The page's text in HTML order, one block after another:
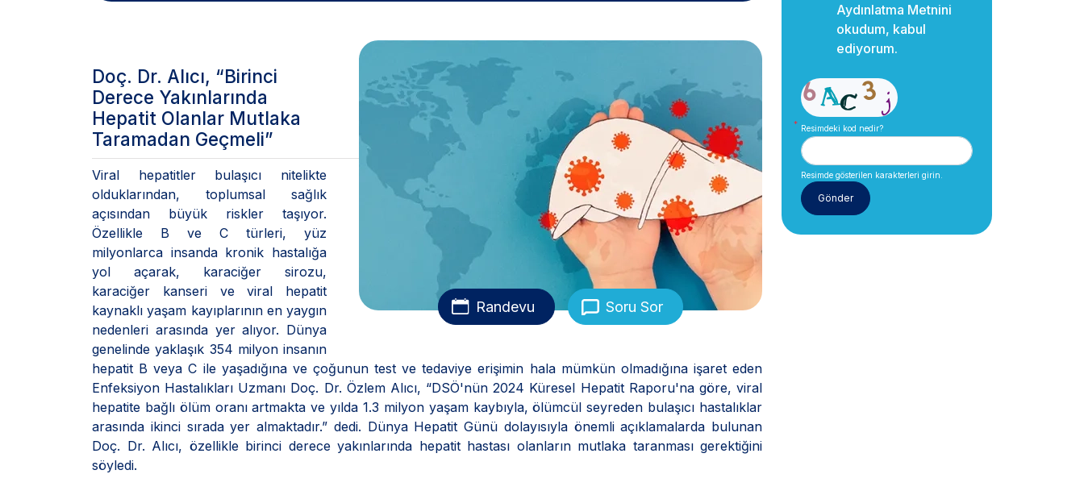
Randevu Soru Sor
Doç. Dr. Alıcı, “Birinci
Derece Yakınlarında
Hepatit Olanlar Mutlaka
Taramadan Geçmeli”
Viral hepatitler bulaşıcı nitelikte
olduklarından, toplumsal sağlık
açısından büyük riskler taşıyor.
Özellikle B ve C türleri, yüz
milyonlarca insanda kronik hastalığa
yol açarak, karaciğer sirozu,
karaciğer kanseri ve viral hepatit
kaynaklı yaşam kayıplarının en yaygın
nedenleri arasında yer alıyor. Dünya
genelinde yaklaşık 354 milyon insanın
hepatit B veya C ile yaşadığına ve çoğunun test ve tedaviye erişimin hala mümkün olmadığına işaret eden
Enfeksiyon Hastalıkları Uzmanı Doç. Dr. Özlem Alıcı, “DSÖ'nün 2024 Küresel Hepatit Raporu'na göre, viral
hepatite bağlı ölüm oranı artmakta ve yılda 1.3 milyon yaşam kaybıyla, ölümcül seyreden bulaşıcı hastalıklar
arasında ikinci sırada yer almaktadır.” dedi. Dünya Hepatit Günü dolayısıyla önemli açıklamalarda bulunan
Doç. Dr. Alıcı, özellikle birinci derece yakınlarında hepatit hastası olanların mutlaka taranması gerektiğini
söyledi.
Aydınlatma Metnini
okudum, kabul
ediyorum.
Resimdeki kod nedir?
Resimde gösterilen karakterleri girin.